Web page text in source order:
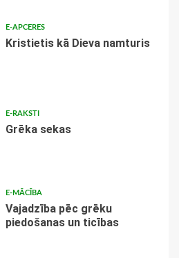
E-APCERES
Kristietis kā Dieva namturis
E-RAKSTI
Grēka sekas
E-MĀCĪBA
Vajadzība pēc grēku
piedošanas un ticības